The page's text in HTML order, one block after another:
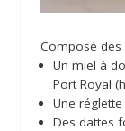
Composé des
Un miel à
Port Royal
Une
Des dattes